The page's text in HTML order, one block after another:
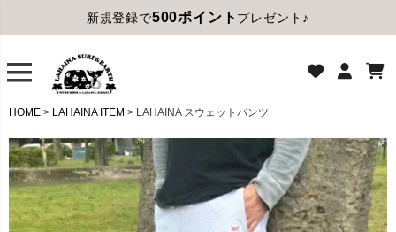
新規登録で500ポイント プレゼント♪
HOME LAHAINA ITEM LAHAINA スウェットパンツ